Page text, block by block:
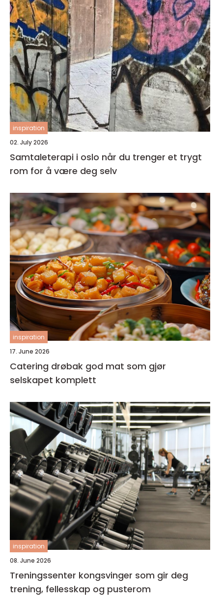
inspiration
02. July 2026
Samtaleterapi i oslo når du trenger et trygt
rom for å være deg selv
inspiration
17. June 2026
Catering drøbak god mat som gjør
selskapet komplett
inspiration
08. June 2026
Treningssenter kongsvinger som gir deg
trening, fellesskap og pusterom